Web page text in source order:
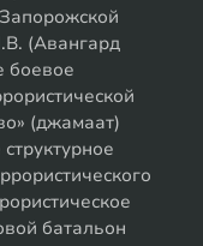
(Авангард
боевое
(джамаат)
батальон